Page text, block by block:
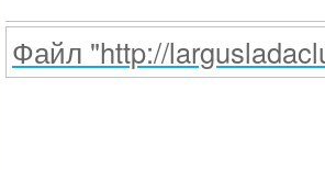
Файл "http://